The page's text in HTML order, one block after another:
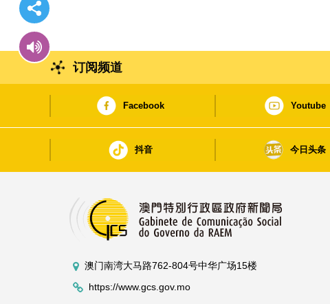
订阅频道
Facebook Youtube
抖音 今日头条
澳门南湾大马路762-804号中华广场15楼
https://www.gcs.gov.mo